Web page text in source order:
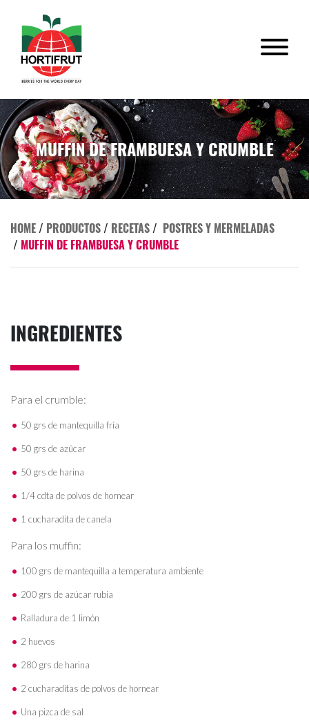
MUFFIN DE FRAMBUESA Y CRUMBLE
HOME/ PRODUCTOS/ RECETAS/ POSTRES Y MERMELADAS
/ MUFFIN DE FRAMBUESA Y CRUMBLE
INGREDIENTES
Para el crumble:
50 grs de mantequilla fría
50 grs de azúcar
50 grs de harina
1/4 cdta de polvos de hornear
1 cucharadita de canela
Para los muffin:
100 grs de mantequilla a temperatura ambiente
200 grs de azúcar rubia
Ralladura de 1 limón
2 huevos
280 grs de harina
2 cucharaditas de polvos de hornear
Una pizca de sal